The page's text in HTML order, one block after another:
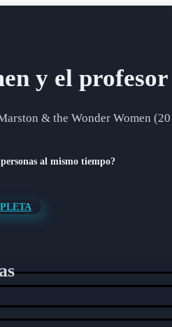
y el
& the Wonder Women
al mismo tiempo?